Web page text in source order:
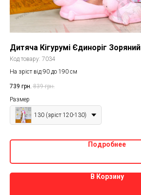
Дитяча Кігурумі Єдиноріг Зоряний
Код товару: 7034
На зріст від 90 до 190 см
739 грн. 839 грн.
Размер
130 (зріст 120-130)
Подробнее
В Корзину